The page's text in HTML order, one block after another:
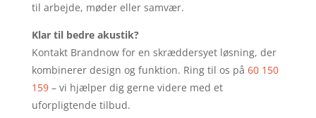
til arbejde, møder eller samvær.
Klar til bedre akustik?
Kontakt Brandnow for en skræddersyet løsning, der
kombinerer design og funktion. Ring til os på 60 150
159– vi hjælper dig gerne videre med et
uforpligtende tilbud.